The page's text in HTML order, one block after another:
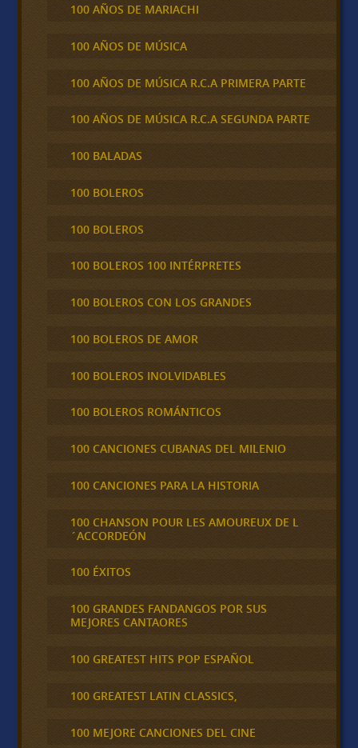
100 AÑOS DE MARIACHI
100 AÑOS DE MÚSICA
100 AÑOS DE MÚSICA R.C.A PRIMERA PARTE
100 AÑOS DE MÚSICA R.C.A SEGUNDA PARTE
100 BALADAS
100 BOLEROS
100 BOLEROS
100 BOLEROS 100 INTÉRPRETES
100 BOLEROS CON LOS GRANDES
100 BOLEROS DE AMOR
100 BOLEROS INOLVIDABLES
100 BOLEROS ROMÁNTICOS
100 CANCIONES CUBANAS DEL MILENIO
100 CANCIONES PARA LA HISTORIA
100 CHANSON POUR LES AMOUREUX DE L
´ACCORDEÓN
100 ÉXITOS
100 GRANDES FANDANGOS POR SUS
MEJORES CANTAORES
100 GREATEST HITS POP ESPAÑOL
100 GREATEST LATIN CLASSICS,
100 MEJORE CANCIONES DEL CINE